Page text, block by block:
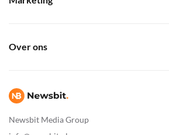
Newsbit Media Group
Over ons